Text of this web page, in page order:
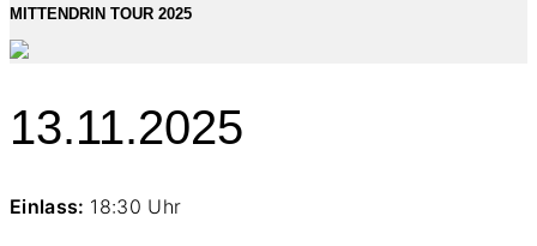
MITTENDRIN TOUR 2025
13.11.2025
Einlass: 18:30 Uhr